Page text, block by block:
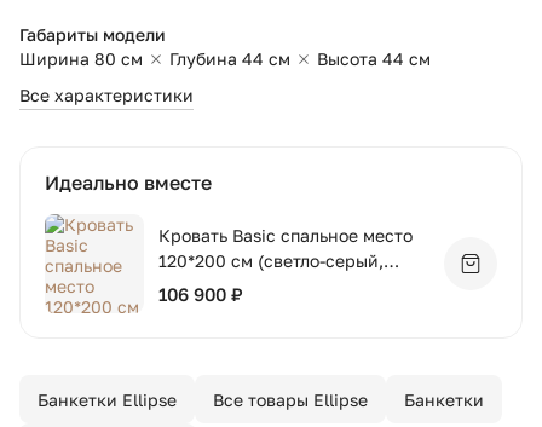
Габариты модели
Ширина 80 см
Глубина 44 см
Высота 44 см
Все характеристики
Идеально вместе
Кровать Basic спальное место
120*200 см (светло-серый,
твид)
106 900 ₽
Банкетки Ellipse Все товары Ellipse Банкетки